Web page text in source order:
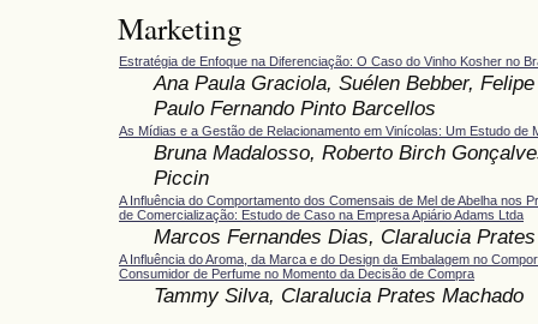
Marketing
Estratégia de Enfoque na Diferenciação: O Caso do Vinho Kosher no
Ana Paula Graciola, Suélen Bebber,
Paulo Fernando Pinto Barcellos
As Mídias e a Gestão de Relacionamento em Vinícolas: Um Estudo de
Bruna Madalosso, Roberto Birch
Piccin
A Influência do Comportamento dos Comensais de Mel de Abelha nos
de Comercialização: Estudo de Caso na Empresa Apiário Adams Ltda
Marcos Fernandes Dias, Claralucia
A Influência do Aroma, da Marca e do Design da Embalagem no
Consumidor de Perfume no Momento da Decisão de Compra
Tammy Silva, Claralucia Prates Machado